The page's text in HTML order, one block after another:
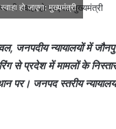
हो जाएगा: मुख्यमंत्री
न्यायालयों में
से प्रदेश में मामलों के
जनपद स्तरीय